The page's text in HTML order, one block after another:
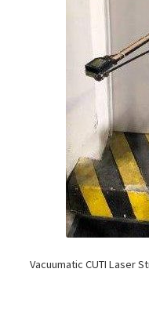
Vacuumatic CUTI Laser